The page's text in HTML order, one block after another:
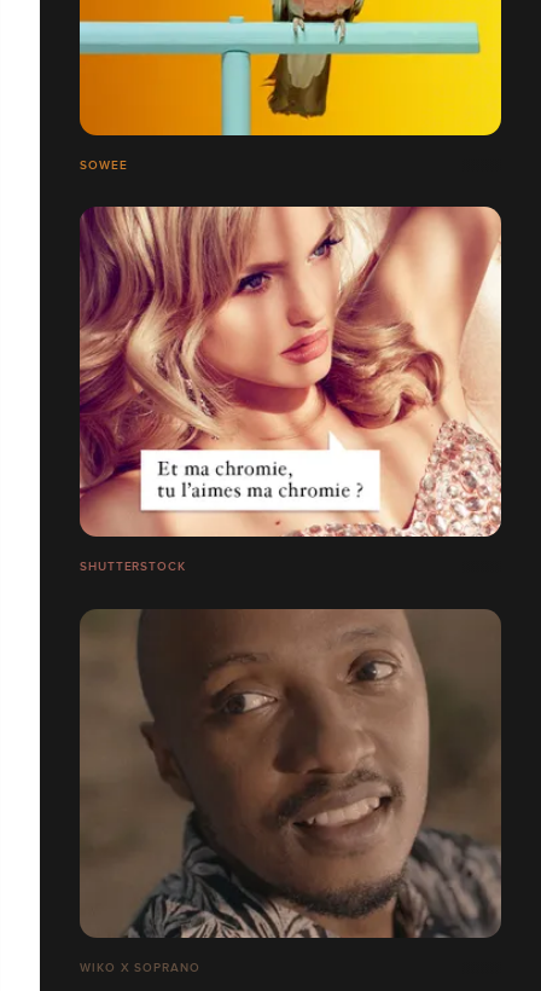
SOWEE
SHUTTERSTOCK
WIKO X SOPRANO